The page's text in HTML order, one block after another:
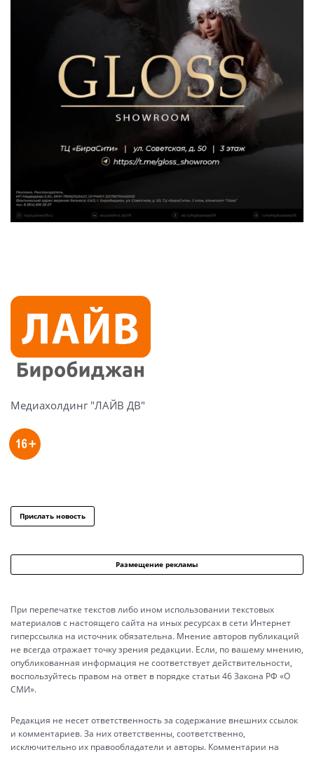
Медиахолдинг "ЛАЙВ ДВ"
Прислать новость
Размещение рекламы
При перепечатке текстов либо ином использовании текстовых
материалов с настоящего сайта на иных ресурсах в сети Интернет
гиперссылка на источник обязательна. Мнение авторов публикаций
не всегда отражает точку зрения редакции. Если, по вашему мнению,
опубликованная информация не соответствует действительности,
воспользуйтесь правом на ответ в порядке статьи 46 Закона РФ «О
СМИ».
Редакция не несет ответственность за содержание внешних ссылок
и комментариев. За них ответственны, соответственно,
исключительно их правообладатели и авторы. Комментарии на